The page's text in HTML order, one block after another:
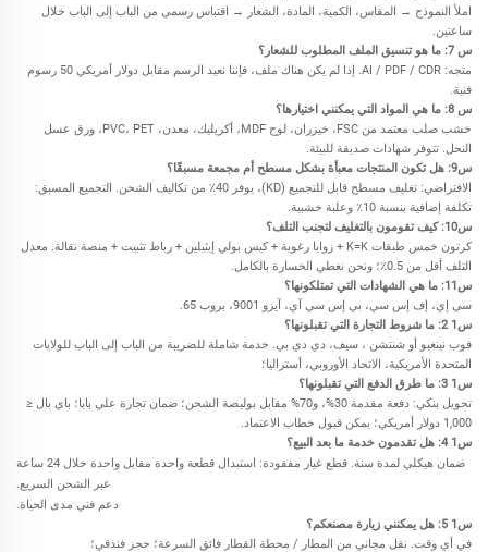
املأ النموذج → المقاس، الكمية، المادة، الشعار → اقتباس رسمي من الباب إلى الباب خلال
ساعتين.
س 7: ما هو تنسيق الملف المطلوب للشعار؟
متجه: AI / PDF / CDR. إذا لم يكن هناك ملف، فإننا نعيد الرسم مقابل دولار أمريكي
50 رسوم
فنية.
س 8: ما هي المواد التي يمكنني اختيارها؟
خشب صلب معتمد من FSC، خيزران، لوح MDF، أكريليك، معدن، PVC، PET، ورق عسل
النحل. تتوفر شهادات صديقة للبيئة.
س9: هل تكون المنتجات معبأة بشكل مسطح أم مجمعة مسبقًا؟
الافتراضي: تغليف مسطح قابل للتجميع (KD)، يوفر 40٪ من تكاليف الشحن. التجميع المسبق:
تكلفة إضافية بنسبة 10٪ وعلبة خشبية.
س10: كيف تقومون بالتغليف لتجنب التلف؟
كرتون خمس طبقات K=K + زوايا رغوية + كيس بولي إيثيلين + رباط تثبيت + منصة نقالة. معدل
التلف أقل من 0.5٪؛ ونحن نغطي الخسارة بالكامل.
س11: ما هي الشهادات التي تمتلكونها؟
سي إي، إف إس سي، بي إس سي آي، آيزو 9001، بروب 65.
س1
2: ما شروط التجارة التي تقبلونها؟
فوب نينغبو أو شنتشن ، سيف، دي دي بي. خدمة شاملة للضريبة من الباب إلى الباب للولايات
المتحدة الأمريكية، الاتحاد الأوروبي، أستراليا؛
س1
3: ما طرق الدفع التي تقبلونها؟
تحويل بنكي: دفعة مقدمة 30%، و70% مقابل بوليصة الشحن؛ ضمان تجارة علي بابا؛ باي بال ≤
1,000 دولار أمريكي؛ يمكن قبول خطاب الاعتماد.
س1
4: هل تقدمون خدمة ما بعد البيع؟
ضمان هيكلي لمدة سنة. قطع غيار مفقودة: استبدال قطعة واحدة مقابل واحدة خلال 24 ساعة
عبر الشحن السريع.
دعم فني مدى الحياة.
س1
5: هل يمكنني زيارة مصنعكم؟
في أي وقت. نقل مجاني من المطار / محطة القطار فائق السرعة؛ حجز فندقي؛